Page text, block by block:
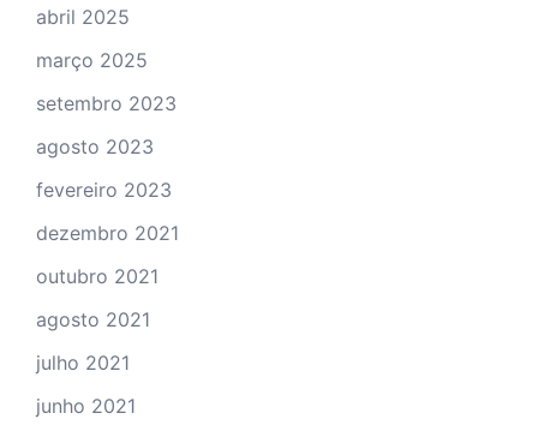
abril 2025
março 2025
setembro 2023
agosto 2023
fevereiro 2023
dezembro 2021
outubro 2021
agosto 2021
julho 2021
junho 2021